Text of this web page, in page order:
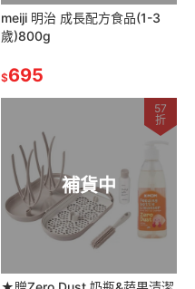
meiji 明治 成長配方食品(1-3
歲)800g
$695
補貨中
57
折